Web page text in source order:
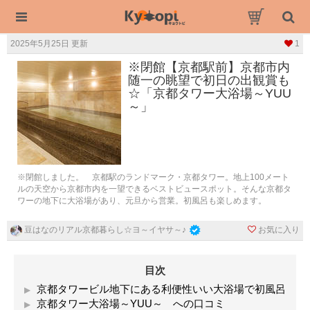
2025年5月25日 更新 1
※閉館【京都駅前】京都市内
随一の眺望で初日の出観賞も
☆「京都タワー大浴場～YUU
～」
※閉館しました。 京都駅のランドマーク・京都タワー。地上100メート
ルの天空から京都市内を一望できるベストビュースポット。そんな京都タ
ワーの地下に大浴場があり、元旦から営業。初風呂も楽しめます。
豆はなのリアル京都暮らし☆ヨ～イヤサ～♪ お気に入り
目次
京都タワービル地下にある利便性いい大浴場で初風呂
京都タワー大浴場～YUU～ への口コミ